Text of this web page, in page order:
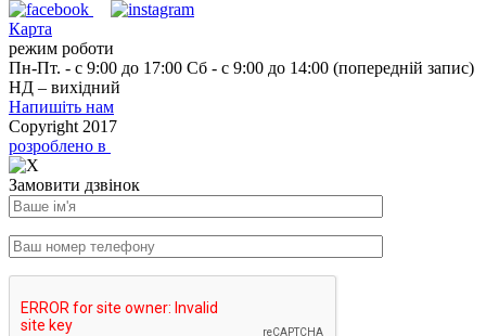
Карта
режим роботи
Пн-Пт. - с 9:00 до 17:00 Сб - с 9:00 до 14:00 (попередній запис)
НД – вихідний
Напишіть нам
Copyright 2017
розроблено в
Замовити дзвінок